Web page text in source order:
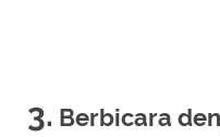
3. Berbicara